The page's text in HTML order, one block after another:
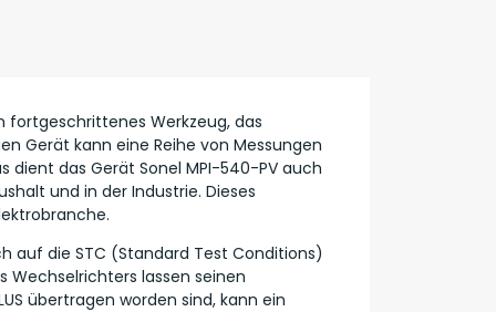
fortgeschrittenes Werkzeug, das
Gerät kann eine Reihe von Messungen
dient das Gerät Sonel MPI-540-PV auch
und in der Industrie. Dieses
auf die STC (Standard Test Conditions)
Wechselrichters lassen seinen
übertragen worden sind, kann ein